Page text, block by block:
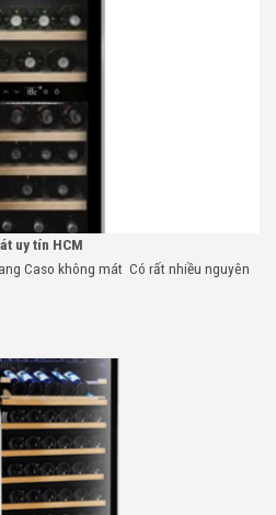
uy tín HCM
Caso không mát Có rất nhiều nguyên